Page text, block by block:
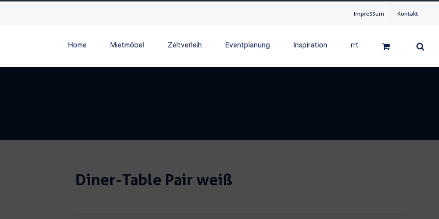
Impressum Kontakt
Home Mietmöbel Zeltverleih Eventplanung Inspiration rrt
Diner-Table Pair weiß